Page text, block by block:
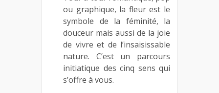
ou graphique, la fleur est le
symbole de la féminité, la
douceur mais aussi de la joie
de vivre et de l’insaisissable
nature. C’est un parcours
initiatique des cinq sens qui
s’offre à vous.